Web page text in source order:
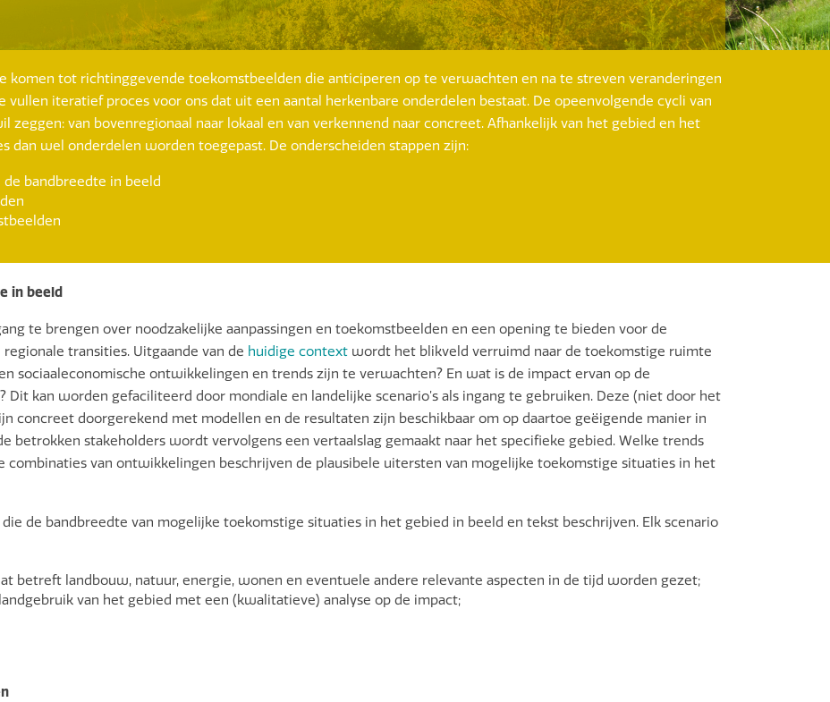
komen tot richtinggevende toekomstbeelden die anticiperen op te verwachten en na te streven veranderingen
iteratief proces voor ons dat uit een aantal herkenbare onderdelen bestaat. De opeenvolgende cycli van
zeggen: van bovenregionaal naar lokaal en van verkennend naar concreet. Afhankelijk van het gebied en het
dan wel onderdelen worden toegepast. De onderscheiden stappen zijn:
bandbreedte in beeld
in beeld
te brengen over noodzakelijke aanpassingen en toekomstbeelden en een opening te bieden voor de
transities. Uitgaande van de huidige context wordt het blikveld verruimd naar de toekomstige ruimte
sociaaleconomische ontwikkelingen en trends zijn te verwachten? En wat is de impact ervan op de
Dit kan worden gefaciliteerd door mondiale en landelijke scenario’s als ingang te gebruiken. Deze (niet door het
concreet doorgerekend met modellen en de resultaten zijn beschikbaar om op daartoe geëigende manier in
betrokken stakeholders wordt vervolgens een vertaalslag gemaakt naar het specifieke gebied. Welke trends
combinaties van ontwikkelingen beschrijven de plausibele uitersten van mogelijke toekomstige situaties in het
die de bandbreedte van mogelijke toekomstige situaties in het gebied in beeld en tekst beschrijven. Elk scenario
betreft landbouw, natuur, energie, wonen en eventuele andere relevante aspecten in de tijd worden gezet;
van het gebied met een (kwalitatieve) analyse op de impact;